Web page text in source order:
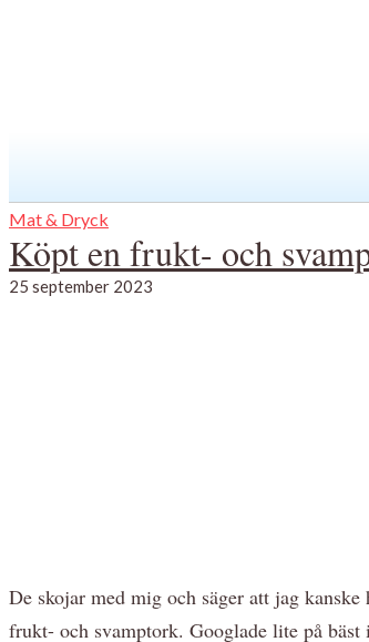
Mat & Dryck
Köpt en frukt- och
25 september 2023
De skojar med mig och säger att jag
frukt- och svamptork. Googlade lite på